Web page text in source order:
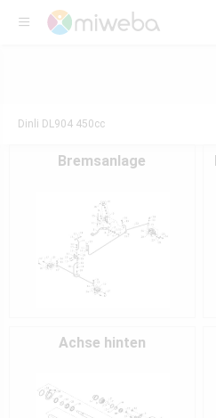
Dinli DL904 450cc
Bremsanlage
Achse hinten